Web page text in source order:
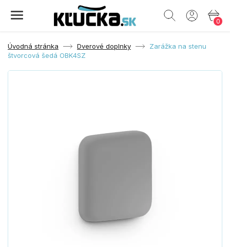
0
Úvodná stránka Dverové doplnky
Zarážka na stenu
štvorcová šedá OBK4SZ